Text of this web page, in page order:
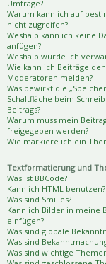
Umfrage?
Warum kann ich auf
nicht zugreifen?
Weshalb kann ich keine
anfügen?
Weshalb wurde ich
Wie kann ich Beiträge den
Moderatoren melden?
Was bewirkt die
Schaltfläche beim
Beitrags?
Warum muss mein
freigegeben werden?
Wie markiere ich ein
Textformatierung und
Was ist BBCode?
Kann ich HTML benutzen?
Was sind Smilies?
Kann ich Bilder in meine
einfügen?
Was sind globale
Was sind
Was sind wichtige